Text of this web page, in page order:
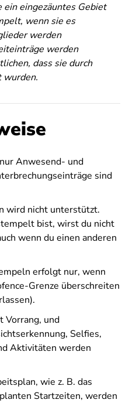
eingezäuntes Gebiet
wenn sie es
werden
werden
dass sie durch
wurden.
Anwesend- und
sind
wird nicht unterstützt.
bist, wirst du nicht
wenn du einen anderen
erfolgt nur, wenn
Grenze überschreiten
Vorrang, und
Selfies,
Aktivitäten werden
wie z. B. das
Startzeiten, werden